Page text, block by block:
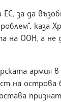
за ​​да
каза
на ООН, а не
армия
на острова